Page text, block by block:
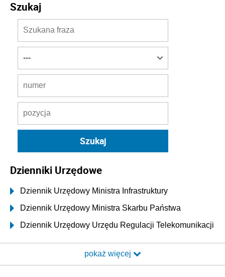
Szukaj
Dzienniki Urzędowe
Dziennik Urzędowy Ministra Infrastruktury
Dziennik Urzędowy Ministra Skarbu Państwa
Dziennik Urzędowy Urzędu Regulacji Telekomunikacji
Dziennik Urzędowy Ministra Transportu i Budownictwa
pokaż więcej